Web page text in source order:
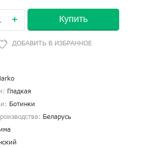
+ Купить
Гладкая
Ботинки
Беларусь